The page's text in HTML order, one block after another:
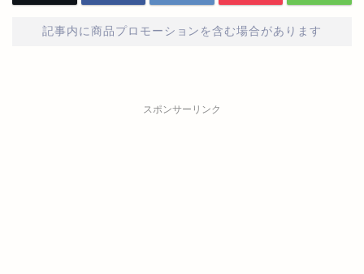
記事内に商品プロモーションを含む場合があります
スポンサーリンク